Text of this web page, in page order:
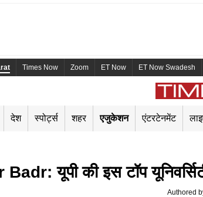
Times Now Zoom ET Now ET Now Swadesh
देश स्पोर्ट्स शहर एजुकेशन एंटरटेनमेंट
यूपी की इस टॉप
Authored